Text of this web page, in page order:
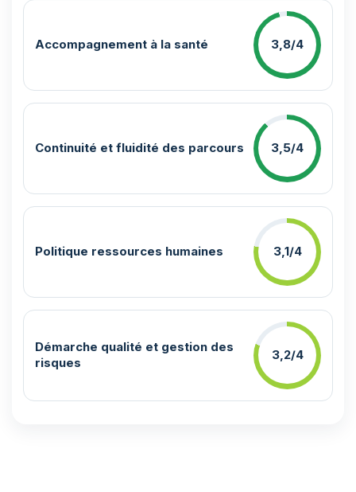
Accompagnement à la santé 3,8/4
Continuité et fluidité des parcours 3,5/4
Politique ressources humaines 3,1/4
Démarche qualité et gestion des
risques
3,2/4